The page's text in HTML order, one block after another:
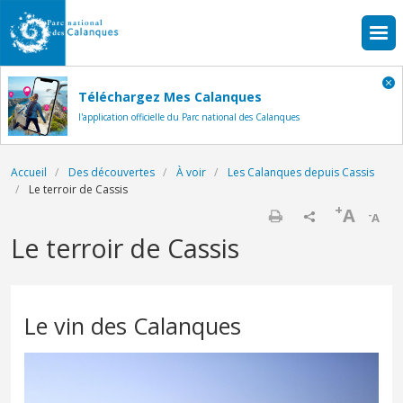
Aller au contenu principal
Téléchargez Mes Calanques
l'application officielle du Parc national des Calanques
Fil d'Ariane
Accueil Des découvertes À voir
Les Calanques depuis Cassis
Le terroir de Cassis
-A
+A
Le terroir de Cassis
Le vin des Calanques